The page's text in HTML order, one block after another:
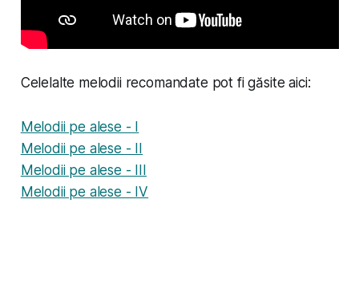
Celelalte melodii recomandate pot fi găsite aici:
Melodii pe alese - I
Melodii pe alese - II
Melodii pe alese - III
Melodii pe alese - IV